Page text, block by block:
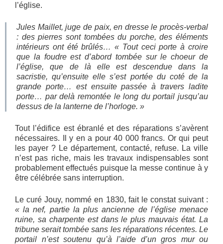
l’église.
Jules Maillet, juge de paix, en dresse le procès-verbal
: des pierres sont tombées du porche, des éléments
intérieurs ont été brûlés…« Tout ceci porte à croire
que la foudre est d’abord tombée sur le choeur de
l’église, que de là elle est descendue dans la
sacristie, qu’ensuite elle s’est portée du coté de la
grande porte… est ensuite passée à travers ladite
porte… par delà remontée le long du portail jusqu’au
dessus de la lanterne de l’horloge. »
Tout l’édifice est ébranlé et des réparations s’avèrent
nécessaires. Il y en a pour 40 000 francs. Or qui peut
les payer ? Le département, contacté, refuse. La ville
n’est pas riche, mais les travaux indispensables sont
probablement effectués puisque la messe continue à y
être célébrée sans interruption.
Le curé Jouy, nommé en 1830, fait le constat suivant :
« la nef, partie la plus ancienne de l’église menace
ruine, sa charpente est dans le plus mauvais état. La
tribune serait tombée sans les réparations récentes. Le
portail n’est soutenu qu’à l’aide d’un gros mur ou